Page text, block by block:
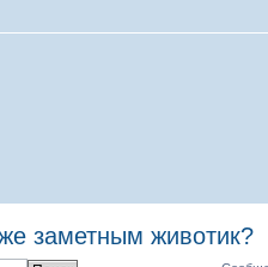
заметным животик?